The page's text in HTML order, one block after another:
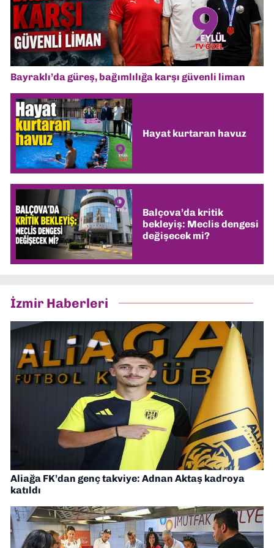
Bayraklı’da güreş, bağımlılığa karşı güvenli liman
Hayat kurtaran havuz
Balçova’da kritik
bekleyiş: Meclis dengesi
değişecek mi?
İzmir Haberleri
Aliağa FK’dan genç takviye: Adnan Aktaş kadroya
katıldı